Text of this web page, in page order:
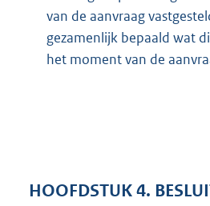
van de aanvraag
gezamenlijk bepaald wat
het moment van de
HOOFDSTUK4.